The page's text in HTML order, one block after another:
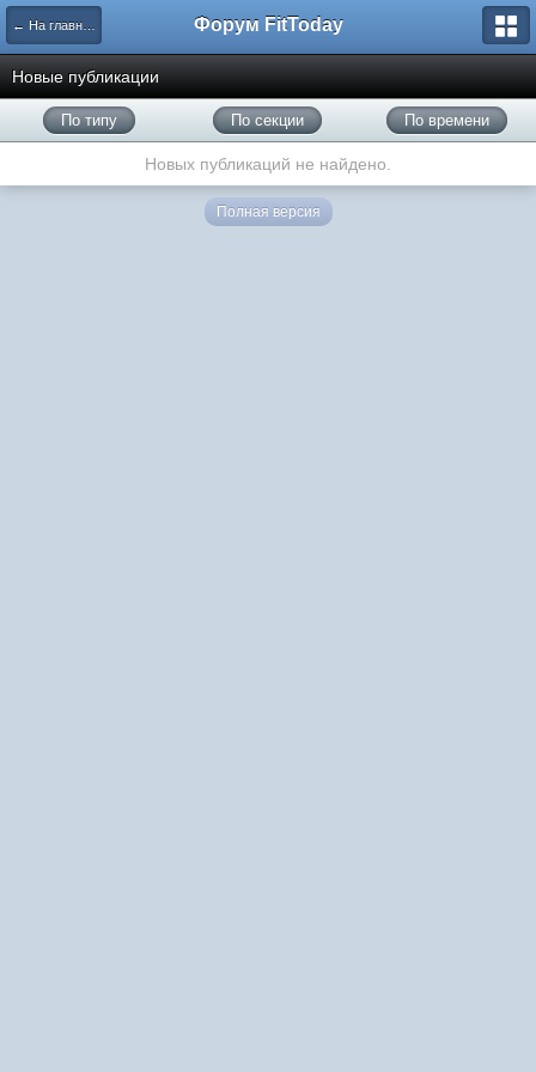
← На главную Форум FitToday
Новые публикации
По типу По секции По времени
Новых публикаций не найдено.
Полная версия